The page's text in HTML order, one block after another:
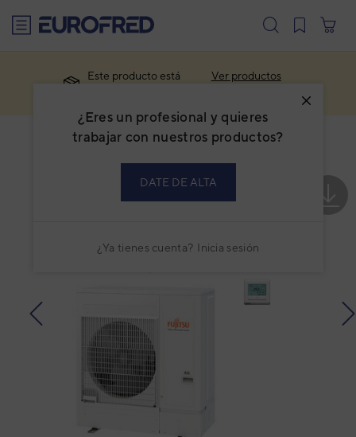
¿Eres un profesional y quieres
trabajar con nuestros productos?
DATE DE ALTA
¿Ya tienes cuenta? Inicia sesión
Este producto está
Ver productos